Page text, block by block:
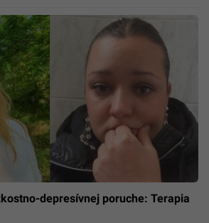
depresívnej poruche: Terapia